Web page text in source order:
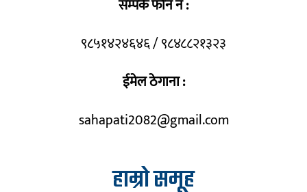
सम्पर्क फोन नं :
९८५१४२४६४६ / ९८४८८२१३२३
ईमेल ठेगाना :
sahapati2082@gmail.com
हाम्रो समूह